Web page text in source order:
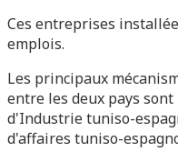
Ces entreprises
emplois.
Les principaux
entre les deux pays sont
d'Industrie tuniso-
d'affaires tuniso-